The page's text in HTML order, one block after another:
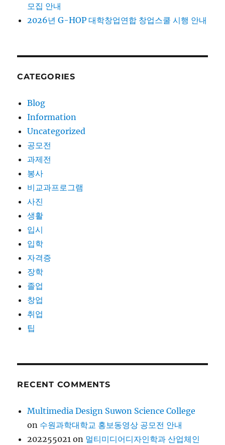
모집 안내
2026년 G-HOP 대학창업연합 창업스쿨 시행 안내
CATEGORIES
Blog
Information
Uncategorized
공모전
과제전
봉사
비교과프로그램
사진
생활
입시
입학
자격증
장학
졸업
창업
취업
팁
RECENT COMMENTS
Multimedia Design Suwon Science College
on 수원과학대학교 홍보동영상 공모전 안내
202255021 on 멀티미디어디자인학과 산업체인